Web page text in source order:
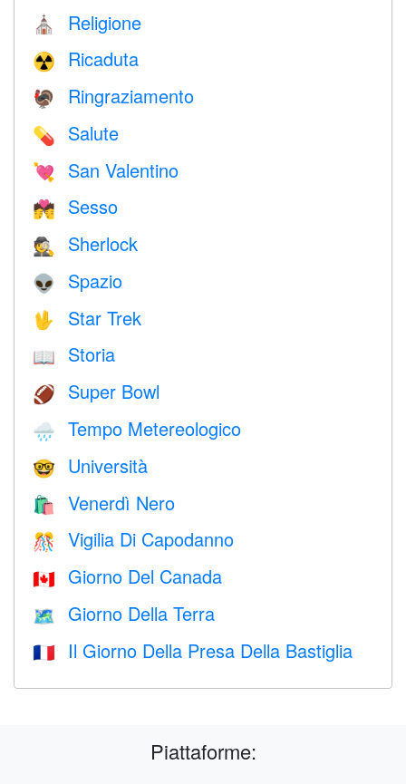
⛪️ Religione
☢️ Ricaduta
🦃 Ringraziamento
💊 Salute
💘 San Valentino
💏 Sesso
🕵️ Sherlock
👽 Spazio
🖖 Star Trek
📖 Storia
🏈 Super Bowl
🌧 Tempo Metereologico
🤓 Università
🛍 Venerdì Nero
🎊 Vigilia Di Capodanno
🇨🇦 Giorno Del Canada
🗺️ Giorno Della Terra
🇫🇷 Il Giorno Della Presa Della Bastiglia
Piattaforme: